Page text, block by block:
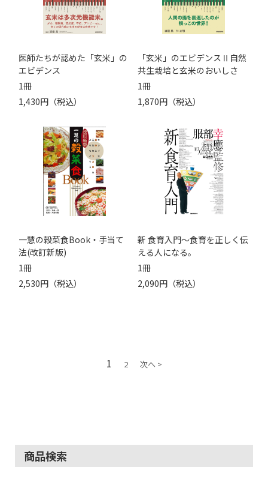
医師たちが認めた「玄米」の
エビデンス
1冊
1,430円（税込）
「玄米」のエビデンスⅡ自然
共生栽培と玄米のおいしさ
1冊
1,870円（税込）
一慧の穀菜食Book・手当て
法(改訂新版)
1冊
2,530円（税込）
新 食育入門～食育を正しく伝
える人になる。
1冊
2,090円（税込）
1 2 次へ >
商品検索